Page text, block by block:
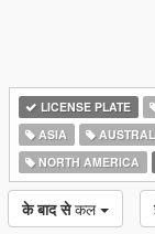
LICENSE PLATE
ASIA
NORTH AMERICA
के बाद से कल